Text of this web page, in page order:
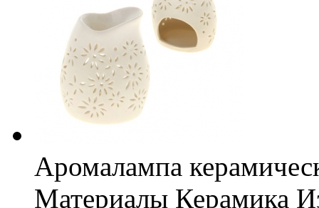
Аромалампа
Материалы Керамика